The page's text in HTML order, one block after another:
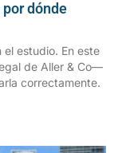
por dónde
el estudio. En este
de Aller & Co—
correctamente.